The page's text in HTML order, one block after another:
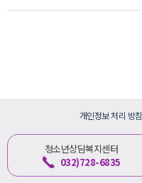
개인정보 처리 방침
청소년상담복지센터
032)728-6835